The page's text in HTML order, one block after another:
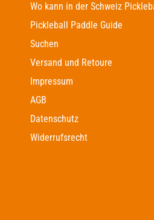
Wo kann in der Schweiz
Pickleball Paddle Guide
Suchen
Versand und Retoure
Impressum
AGB
Datenschutz
Widerrufsrecht